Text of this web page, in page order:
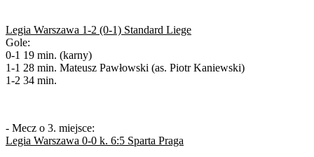
Legia Warszawa 1-2 (0-1) Standard Liege
Gole:
0-1 19 min. (karny)
1-1 28 min. Mateusz Pawłowski (as. Piotr Kaniewski)
1-2 34 min.
- Mecz o 3. miejsce:
Legia Warszawa 0-0 k. 6:5 Sparta Praga